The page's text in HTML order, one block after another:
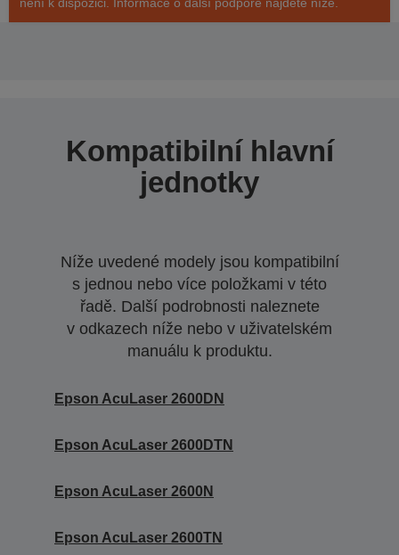
Kompatibilní hlavní
jednotky
Níže uvedené modely jsou kompatibilní
s jednou nebo více položkami v této
řadě. Další podrobnosti naleznete
v odkazech níže nebo v uživatelském
manuálu k produktu.
Epson AcuLaser 2600DN
Epson AcuLaser 2600DTN
Epson AcuLaser 2600N
Epson AcuLaser 2600TN